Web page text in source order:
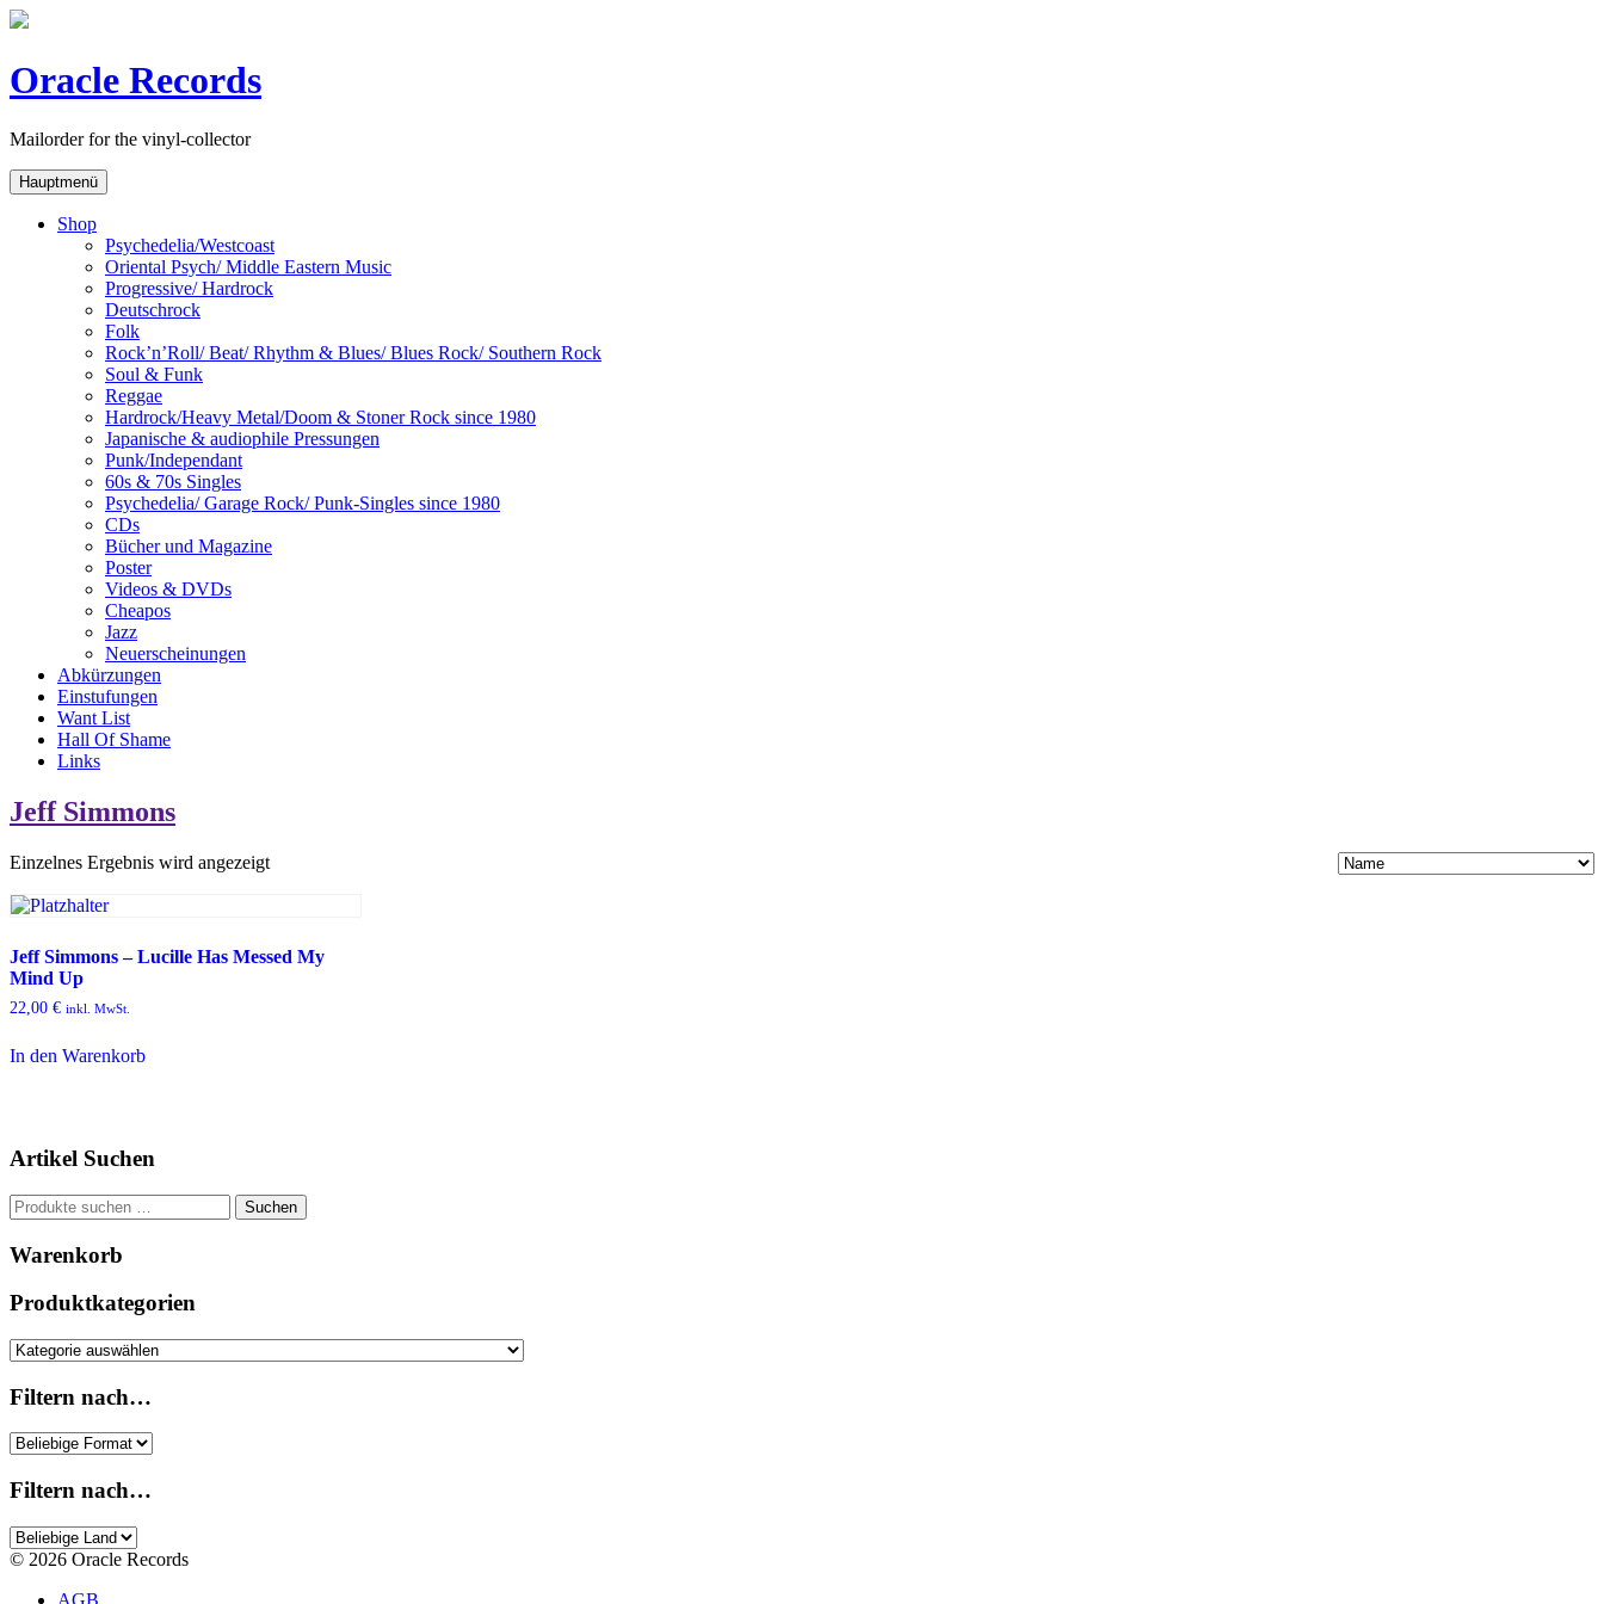
Skip
Oracle Records
Mailorder for the vinyl-collector
Hauptmenü
Shop
Psychedelia/Westcoast
Oriental Psych/ Middle Eastern Music
Progressive/ Hardrock
Deutschrock
Folk
Rock’n’Roll/ Beat/ Rhythm & Blues/ Blues Rock/ Southern Rock
Soul & Funk
Reggae
Hardrock/Heavy Metal/Doom & Stoner Rock since 1980
Japanische & audiophile Pressungen
Punk/Independant
60s & 70s Singles
Psychedelia/ Garage Rock/ Punk-Singles since 1980
CDs
Bücher und Magazine
Poster
Videos & DVDs
Cheapos
Jazz
Neuerscheinungen
Abkürzungen
Einstufungen
Want List
Hall Of Shame
Links
Jeff Simmons
Einzelnes Ergebnis wird angezeigt
Jeff Simmons – Lucille Has Messed My
Mind Up
22,00 € inkl. MwSt.
In den Warenkorb
Artikel Suchen
Suchen
nach:
Suchen
Warenkorb
Produktkategorien
Filtern nach…
Filtern nach…
© 2026 Oracle Records
AGB